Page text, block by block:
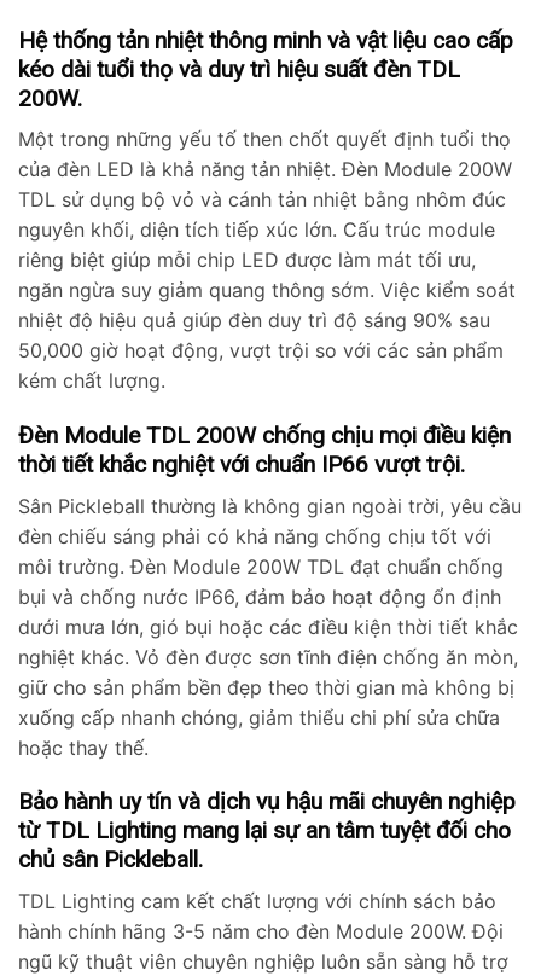
Skip
to
content
Hệ thống tản nhiệt thông minh và vật liệu cao cấp
kéo dài tuổi thọ và duy trì hiệu suất đèn TDL
200W.
Một trong những yếu tố then chốt quyết định tuổi thọ
của đèn LED là khả năng tản nhiệt. Đèn Module 200W
TDL sử dụng bộ vỏ và cánh tản nhiệt bằng nhôm đúc
nguyên khối, diện tích tiếp xúc lớn. Cấu trúc module
riêng biệt giúp mỗi chip LED được làm mát tối ưu,
ngăn ngừa suy giảm quang thông sớm. Việc kiểm soát
nhiệt độ hiệu quả giúp đèn duy trì độ sáng 90% sau
50,000 giờ hoạt động, vượt trội so với các sản phẩm
kém chất lượng.
Đèn Module TDL 200W chống chịu mọi điều kiện
thời tiết khắc nghiệt với chuẩn IP66 vượt trội.
Sân Pickleball thường là không gian ngoài trời, yêu cầu
đèn chiếu sáng phải có khả năng chống chịu tốt với
môi trường. Đèn Module 200W TDL đạt chuẩn chống
bụi và chống nước IP66, đảm bảo hoạt động ổn định
dưới mưa lớn, gió bụi hoặc các điều kiện thời tiết khắc
nghiệt khác. Vỏ đèn được sơn tĩnh điện chống ăn mòn,
giữ cho sản phẩm bền đẹp theo thời gian mà không bị
xuống cấp nhanh chóng, giảm thiểu chi phí sửa chữa
hoặc thay thế.
Bảo hành uy tín và dịch vụ hậu mãi chuyên nghiệp
từ TDL Lighting mang lại sự an tâm tuyệt đối cho
chủ sân Pickleball.
TDL Lighting cam kết chất lượng với chính sách bảo
hành chính hãng 3-5 năm cho đèn Module 200W. Đội
ngũ kỹ thuật viên chuyên nghiệp luôn sẵn sàng hỗ trợ